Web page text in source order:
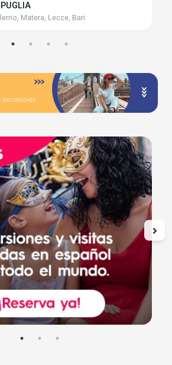
Matera, Lecce, Bari